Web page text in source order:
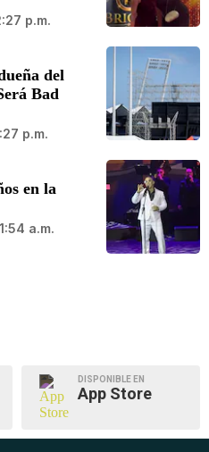
p.m.
del
Bad
p.m.
en la
a.m.
DISPONIBLE EN
App Store